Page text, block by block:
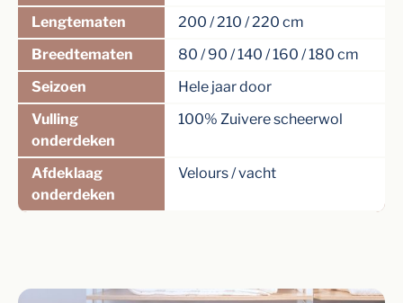
Lengtematen
200 / 210 / 220 cm
Breedtematen
80 / 90 / 140 / 160 / 180 cm
Seizoen
Hele jaar door
Vulling
onderdeken
100% Zuivere scheerwol
Afdeklaag
onderdeken
Velours / vacht